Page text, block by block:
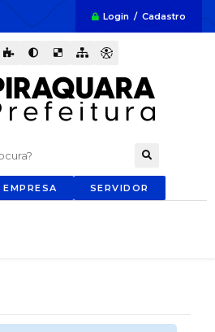
Login / Cadastro
EMPRESA SERVIDOR